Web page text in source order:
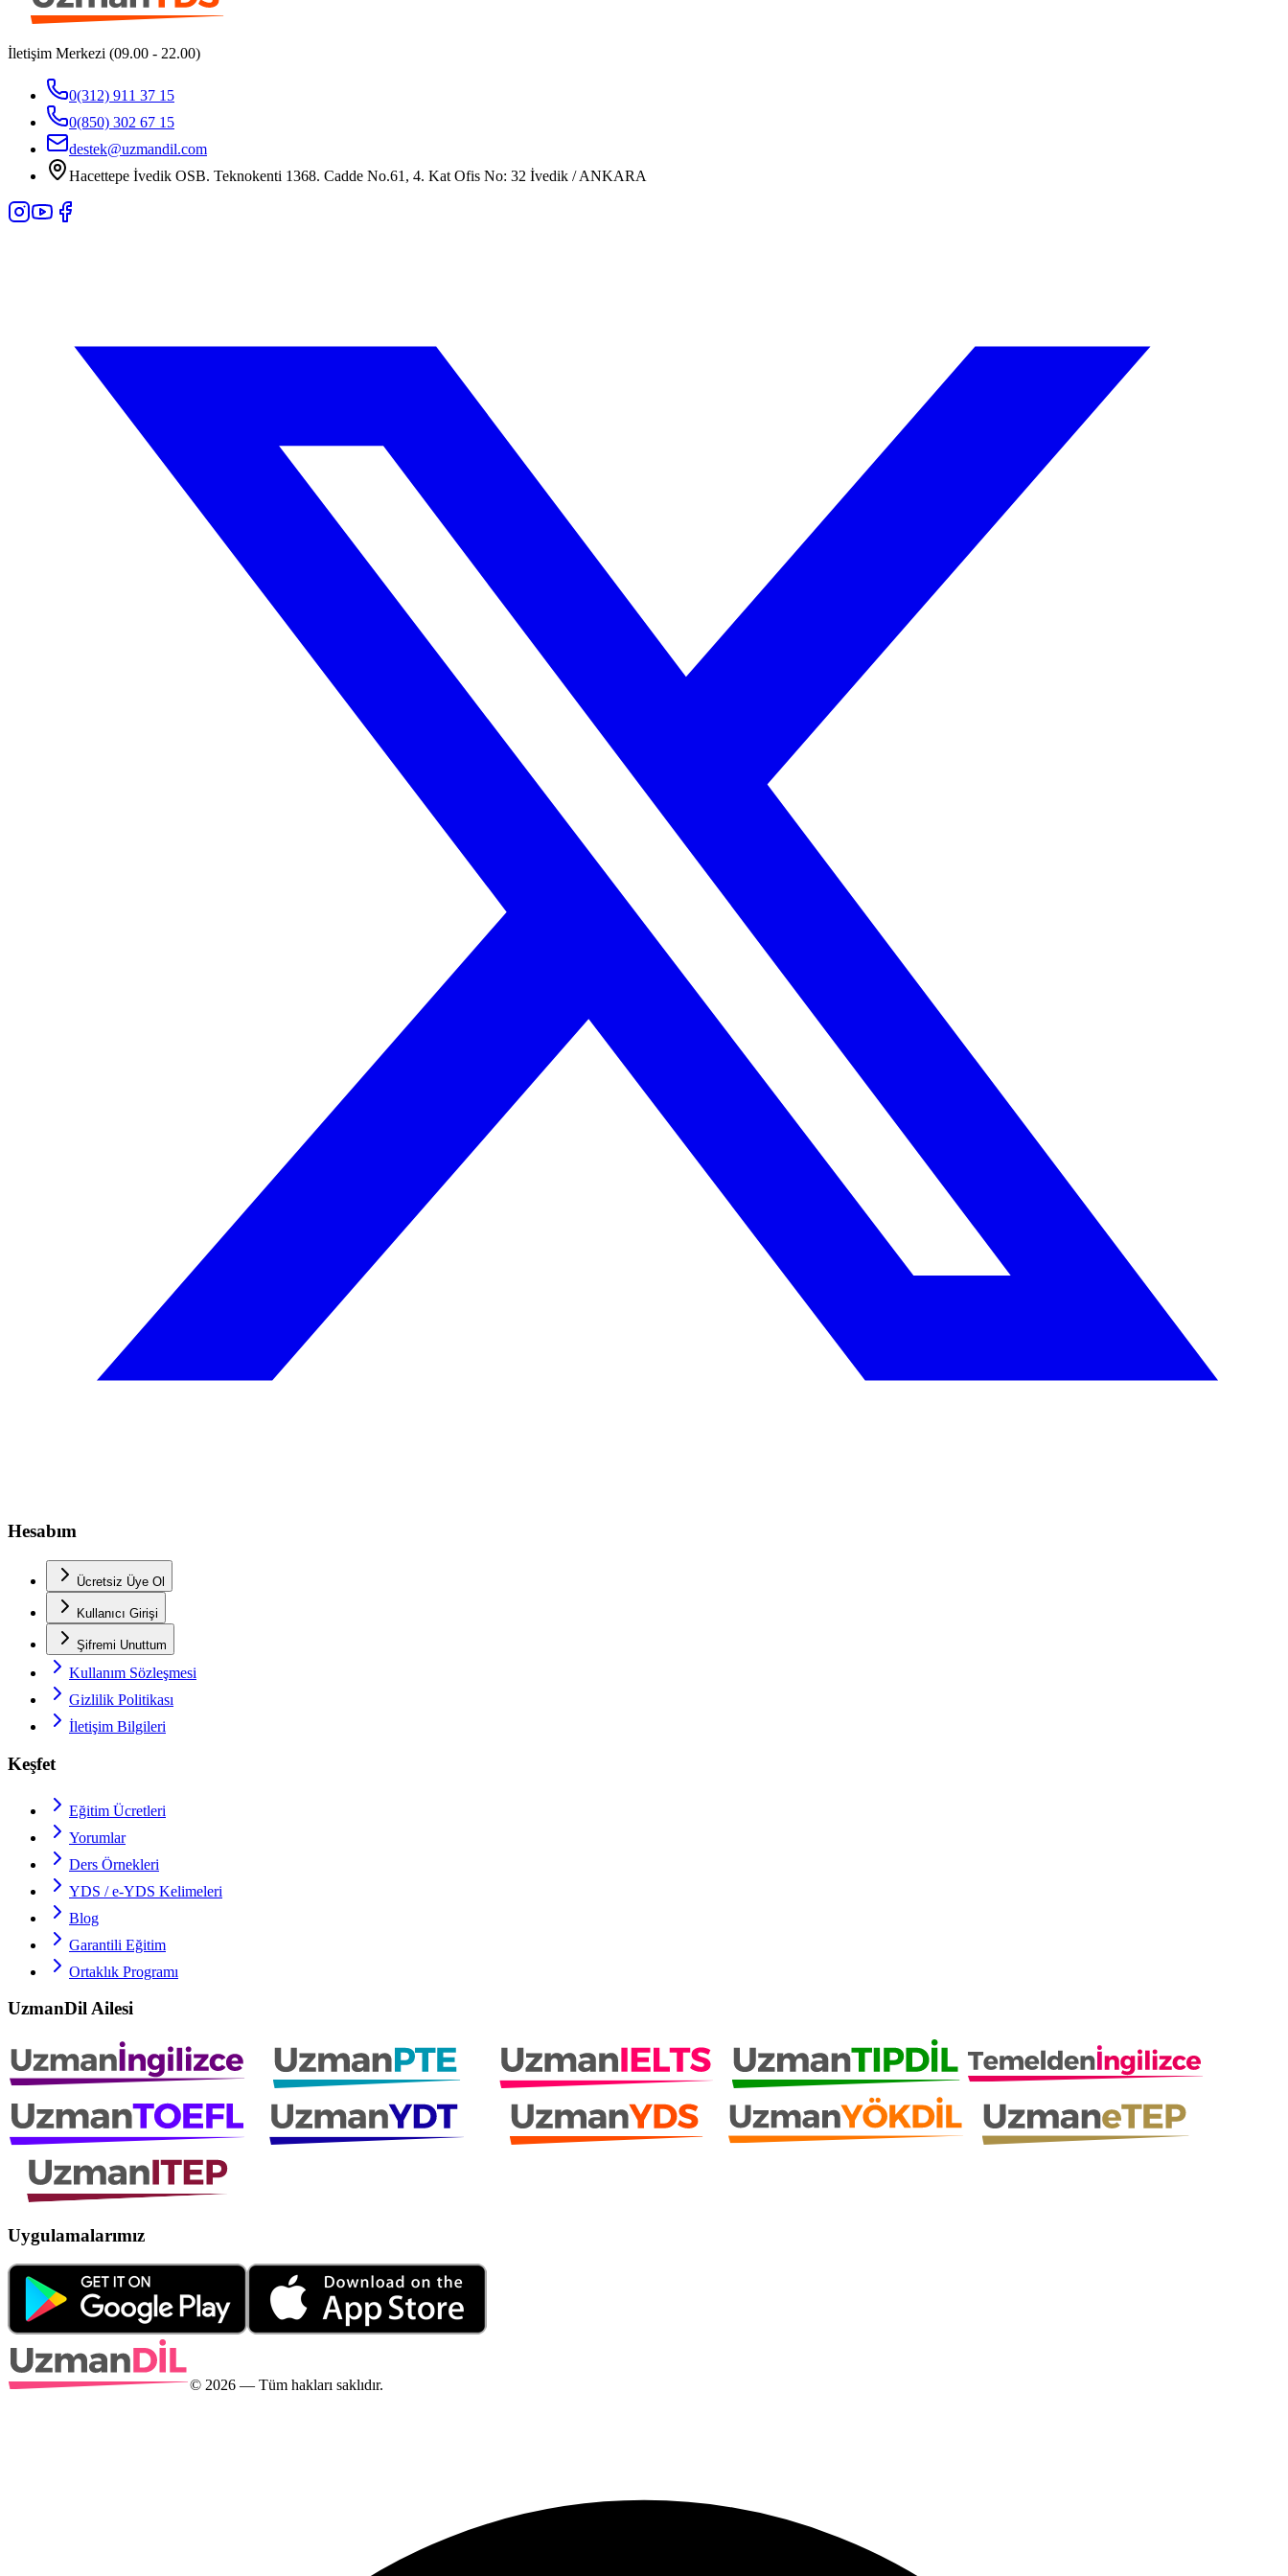
İletişim Merkezi (09.00 - 22.00)
0(312) 911 37 15
0(850) 302 67 15
destek@uzmandil.com
Hacettepe İvedik OSB. Teknokenti 1368. Cadde No.61, 4. Kat Ofis No: 32 İvedik / ANKARA
Hesabım
Ücretsiz Üye Ol
Kullanıcı Girişi
Şifremi Unuttum
Kullanım Sözleşmesi
Gizlilik Politikası
İletişim Bilgileri
Keşfet
Eğitim Ücretleri
Yorumlar
Ders Örnekleri
YDS / e-YDS Kelimeleri
Blog
Garantili Eğitim
Ortaklık Programı
UzmanDil Ailesi
Uygulamalarımız
© 2026 — Tüm hakları saklıdır.